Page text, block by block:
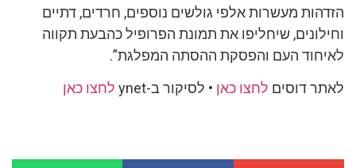
הזדהות מעשרות אלפי גולשים נוספים, חרדים, דתיים
וחילונים, שיחליפו את תמונת הפרופיל כהבעת תקווה
לאיחוד העם והפסקת ההסתה המפלגת”.
לאתר דוסים לחצו כאן • לסיקור ב-ynet לחצו כאן